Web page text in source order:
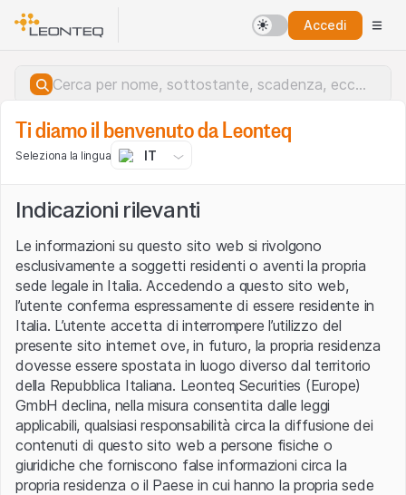
Accedi
Errore del server.
Ti diamo il benvenuto da Leonteq
Seleziona la lingua IT
Indicazioni rilevanti
Le informazioni su questo sito web si rivolgono
esclusivamente a soggetti residenti o aventi la propria
sede legale in Italia. Accedendo a questo sito web,
l’utente conferma espressamente di essere residente in
Italia. L’utente accetta di interrompere l’utilizzo del
presente sito internet ove, in futuro, la propria residenza
dovesse essere spostata in luogo diverso dal territorio
della Repubblica Italiana. Leonteq Securities (Europe)
GmbH declina, nella misura consentita dalle leggi
applicabili, qualsiasi responsabilità circa la diffusione dei
contenuti di questo sito web a persone fisiche o
giuridiche che forniscono false informazioni circa la
propria residenza o il Paese in cui hanno la propria sede